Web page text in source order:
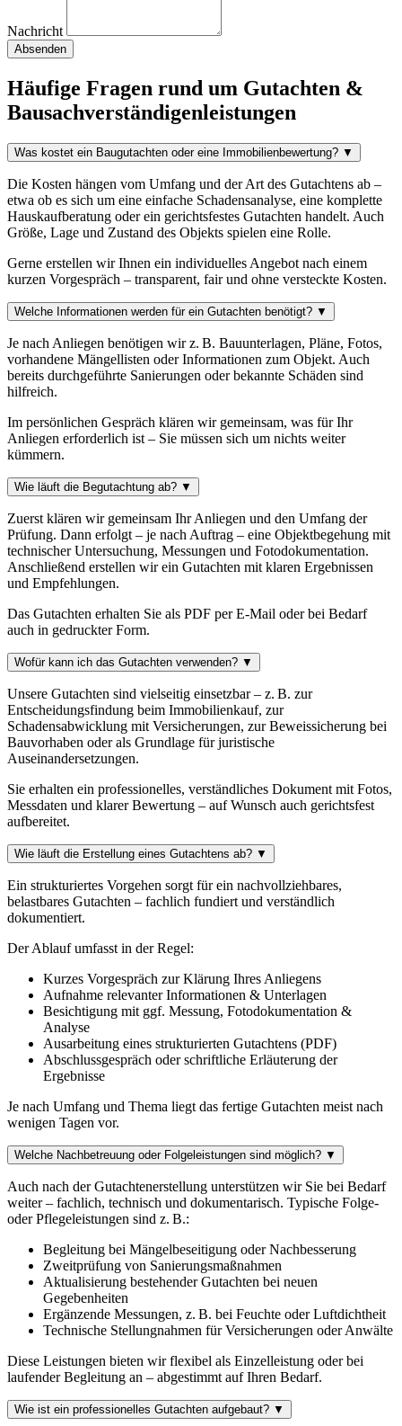
Nachricht
Absenden
Häufige Fragen rund um Gutachten &
Bausachverständigenleistungen
Was kostet ein Baugutachten oder eine Immobilienbewertung? ▼
Die Kosten hängen vom Umfang und der Art des Gutachtens ab –
etwa ob es sich um eine einfache Schadensanalyse, eine komplette
Hauskaufberatung oder ein gerichtsfestes Gutachten handelt. Auch
Größe, Lage und Zustand des Objekts spielen eine Rolle.
Gerne erstellen wir Ihnen ein individuelles Angebot nach einem
kurzen Vorgespräch – transparent, fair und ohne versteckte Kosten.
Welche Informationen werden für ein Gutachten benötigt? ▼
Je nach Anliegen benötigen wir z. B. Bauunterlagen, Pläne, Fotos,
vorhandene Mängellisten oder Informationen zum Objekt. Auch
bereits durchgeführte Sanierungen oder bekannte Schäden sind
hilfreich.
Im persönlichen Gespräch klären wir gemeinsam, was für Ihr
Anliegen erforderlich ist – Sie müssen sich um nichts weiter
kümmern.
Wie läuft die Begutachtung ab? ▼
Zuerst klären wir gemeinsam Ihr Anliegen und den Umfang der
Prüfung. Dann erfolgt – je nach Auftrag – eine Objektbegehung mit
technischer Untersuchung, Messungen und Fotodokumentation.
Anschließend erstellen wir ein Gutachten mit klaren Ergebnissen
und Empfehlungen.
Das Gutachten erhalten Sie als PDF per E-Mail oder bei Bedarf
auch in gedruckter Form.
Wofür kann ich das Gutachten verwenden? ▼
Unsere Gutachten sind vielseitig einsetzbar – z. B. zur
Entscheidungsfindung beim Immobilienkauf, zur
Schadensabwicklung mit Versicherungen, zur Beweissicherung bei
Bauvorhaben oder als Grundlage für juristische
Auseinandersetzungen.
Sie erhalten ein professionelles, verständliches Dokument mit Fotos,
Messdaten und klarer Bewertung – auf Wunsch auch gerichtsfest
aufbereitet.
Wie läuft die Erstellung eines Gutachtens ab? ▼
Ein strukturiertes Vorgehen sorgt für ein nachvollziehbares,
belastbares Gutachten – fachlich fundiert und verständlich
dokumentiert.
Der Ablauf umfasst in der Regel:
Kurzes Vorgespräch zur Klärung Ihres Anliegens
Aufnahme relevanter Informationen & Unterlagen
Besichtigung mit ggf. Messung, Fotodokumentation &
Analyse
Ausarbeitung eines strukturierten Gutachtens (PDF)
Abschlussgespräch oder schriftliche Erläuterung der
Ergebnisse
Je nach Umfang und Thema liegt das fertige Gutachten meist nach
wenigen Tagen vor.
Welche Nachbetreuung oder Folgeleistungen sind möglich? ▼
Auch nach der Gutachtenerstellung unterstützen wir Sie bei Bedarf
weiter – fachlich, technisch und dokumentarisch. Typische Folge-
oder Pflegeleistungen sind z. B.:
Begleitung bei Mängelbeseitigung oder Nachbesserung
Zweitprüfung von Sanierungsmaßnahmen
Aktualisierung bestehender Gutachten bei neuen
Gegebenheiten
Ergänzende Messungen, z. B. bei Feuchte oder Luftdichtheit
Technische Stellungnahmen für Versicherungen oder Anwälte
Diese Leistungen bieten wir flexibel als Einzelleistung oder bei
laufender Begleitung an – abgestimmt auf Ihren Bedarf.
Wie ist ein professionelles Gutachten aufgebaut? ▼